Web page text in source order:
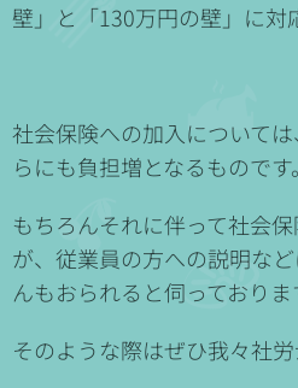
壁」と「130万円の壁」に対
社会保険への加入について
らにも負担増となるものです。
もちろんそれに伴って社会
が、従業員の方への説明な
んもおられると伺っておりま
そのような際はぜひ我々社労